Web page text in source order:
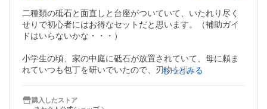
二種類の砥石と面直しと台座がついていて、いたれり尽く
せりで初心者にはお得なセットだと思います。（補助ガイ
ドはいらないかな・・・）
小学生の頃、家の中庭に砥石が放置されていて、母に頼ま
れていつも包丁を研いでいたので、刃物を砥石で研ぐとい
レビューを読むと大絶賛の嵐ですが、砥石そのものは、そ
もっとみる
購入したストア